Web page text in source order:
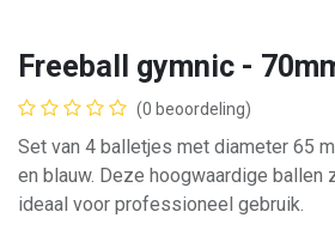
Freeball gymnic -
(0 beoordeling)
Set van 4 balletjes met diameter 65
en blauw. Deze hoogwaardige ballen
ideaal voor professioneel gebruik.